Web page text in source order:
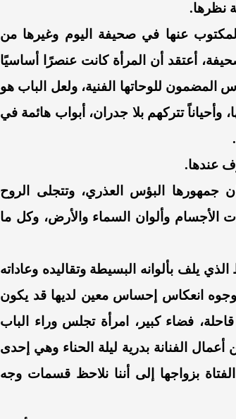
نظرها.
عنها في صحيفة اليوم وغيرها من
أعتقد أن المرأة كانت عنصرًا أساسيًا
المضمون للوحاتها الفنية، ولعل الباب هو
وأحياناً تتركهم بلا جدران، أبواب هائمة في
جمهورها البؤس العذري، وتتجلى الروح
الأجسام وألوان السماء والأرض، وكل ما
يلف بألوانه البسيطة وتقاليده وعاداته
انعكاس إحساس معين لديها قد يكون
فضاء كبير، امرأة تجلس وراء الباب
الفنانة بدرية ليلة الحناء وهي إحدى
بزواجها إلى أننا نلاحظ قسمات وجه